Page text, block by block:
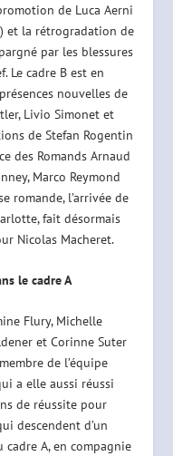
de Luca Aerni
et la rétrogradation de
par les blessures
Le cadre B est en
nouvelles de
Livio Simonet et
de Stefan Rogentin
des Romands Arnaud
Marco Reymond
romande, l’arrivée de
fait désormais
Nicolas Macheret.
le cadre A
Flury, Michelle
et Corinne Suter
de l’équipe
a elle aussi réussi
de réussite pour
descendent d’un
A, en compagnie